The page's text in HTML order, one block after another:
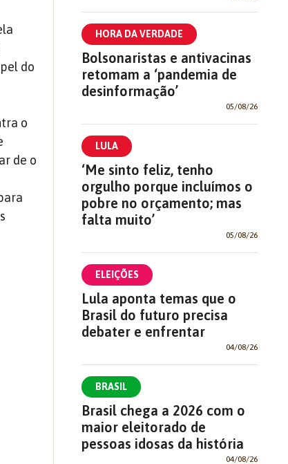
do
o
de o
HORA DA VERDADE
Bolsonaristas e antivacinas
retomam a ‘pandemia de
desinformação’
05/08/26
LULA
‘Me sinto feliz, tenho
orgulho porque incluímos o
pobre no orçamento; mas
falta muito’
05/08/26
ELEIÇÕES
Lula aponta temas que o
Brasil do futuro precisa
debater e enfrentar
04/08/26
BRASIL
Brasil chega a 2026 com o
maior eleitorado de
pessoas idosas da história
04/08/26